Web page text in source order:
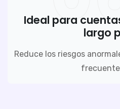
Ideal para
largo
Reduce los riesgos